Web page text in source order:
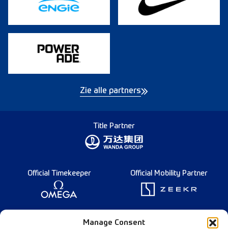
Manage Consent
Zie alle partners
Title Partner
Official Timekeeper Official Mobility Partner
Founding Partner